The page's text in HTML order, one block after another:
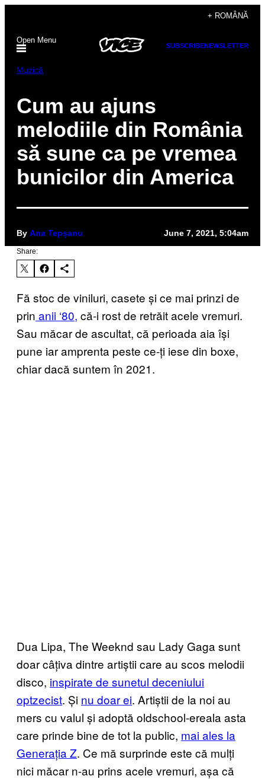
content
+ ROMÂNĂ
Open Menu
SUBSCRIBENEWSLETTER
Muzică
Cum au ajuns
melodiile din România
să sune ca pe vremea
bunicilor din America
By Ana Tepșanu June 7, 2021, 5:04am
Share:
Fă stoc de viniluri, casete și ce mai prinzi de
prin anii ‘80, că-i rost de retrăit acele vremuri.
Sau măcar de ascultat, că perioada aia își
pune iar amprenta peste ce-ți iese din boxe,
chiar dacă suntem în 2021.
Dua Lipa, The Weeknd sau Lady Gaga sunt
doar câțiva dintre artiștii care au scos melodii
disco, inspirate de sunetul deceniului
optzecist. Și nu doar ei. Artiștii de la noi au
mers cu valul și adoptă oldschool-ereala asta
care prinde bine de tot la public, mai ales la
Generația Z. Ce mă surprinde este că mulți
nici măcar n-au prins acele vremuri, așa că